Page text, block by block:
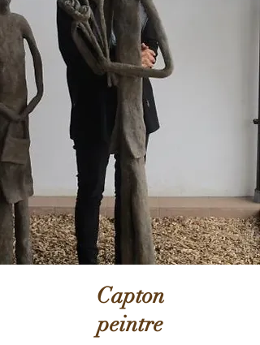
Capton
peintre